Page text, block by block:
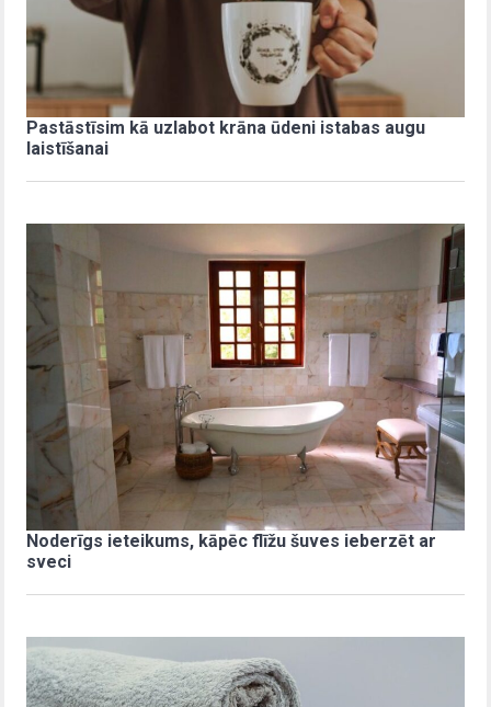
Pastāstīsim kā uzlabot krāna ūdeni istabas augu
laistīšanai
Noderīgs ieteikums, kāpēc flīžu šuves ieberzēt ar
sveci